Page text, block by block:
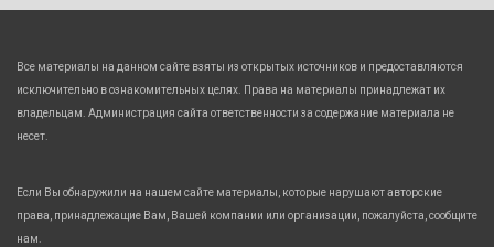
Все материалы на данном сайте взяты из открытых источников и предоставляются
исключительно в ознакомительных целях. Права на материалы принадлежат их
владельцам. Администрация сайта ответственности за содержание материала не
несет.
Если Вы обнаружили на нашем сайте материалы, которые нарушают авторские
права, принадлежащие Вам, Вашей компании или организации, пожалуйста, сообщите
нам.